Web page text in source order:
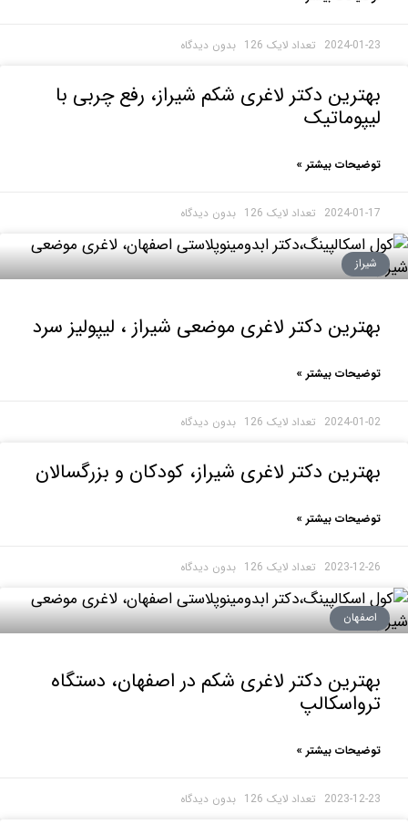
2024- بدون دیدگاه
دکتر لاغری شکم شیراز، رفع چربی با
بیشتر »
2024- بدون دیدگاه
دکتر لاغری موضعی شیراز ، لیپولیز سرد
بیشتر »
2024- بدون دیدگاه
دکتر لاغری شیراز، کودکان و بزرگسالان
بیشتر »
2023- بدون دیدگاه
دکتر لاغری شکم در اصفهان، دستگاه
بیشتر »
2023- بدون دیدگاه